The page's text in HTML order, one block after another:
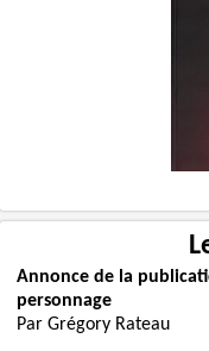
Annonce de la
personnage
Par Grégory Rateau